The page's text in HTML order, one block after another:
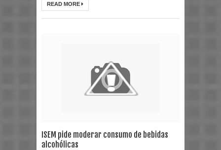
READ MORE
ISEM pide moderar consumo de bebidas
alcohólicas